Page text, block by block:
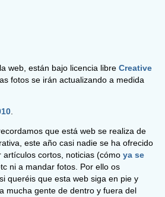
web, están bajo licencia libre Creative
fotos se irán actualizando a medida
.
que está web se realiza de
este año casi nadie se ha ofrecido
artículos cortos, noticias (cómo ya se
ni a mandar fotos. Por ello os
queréis que esta web siga en pie y
mucha gente de dentro y fuera del